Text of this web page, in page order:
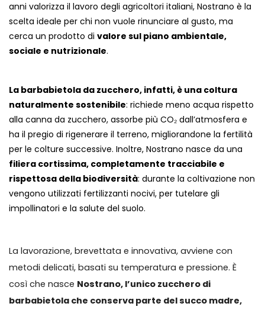
anni valorizza il lavoro degli agricoltori italiani, Nostrano è la
scelta ideale per chi non vuole rinunciare al gusto, ma
cerca un prodotto di valore sul piano ambientale,
sociale e nutrizionale.
La barbabietola da zucchero, infatti, è una coltura
naturalmente sostenibile: richiede meno acqua rispetto
alla canna da zucchero, assorbe più CO₂ dall’atmosfera e
ha il pregio di rigenerare il terreno, migliorandone la fertilità
per le colture successive. Inoltre, Nostrano nasce da una
filiera cortissima, completamente tracciabile e
rispettosa della biodiversità: durante la coltivazione non
vengono utilizzati fertilizzanti nocivi, per tutelare gli
impollinatori e la salute del suolo.
La lavorazione, brevettata e innovativa, avviene con
metodi delicati, basati su temperatura e pressione. È
così che nasce Nostrano, l’unico zucchero di
barbabietola che conserva parte del succo madre,